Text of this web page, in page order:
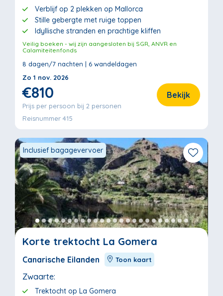
Verblijf op 2 plekken op Mallorca
Stille gebergte met ruige toppen
Idyllische stranden en prachtige kliffen
Veilig boeken - wij zijn aangesloten bij SGR, ANVR en
Calamiteitenfonds
8 dagen/7 nachten | 6 wandeldagen
Zo 1 nov. 2026
€810
Prijs per persoon bij 2 personen
Bekijk
Reisnummer 415
Inclusief bagagevervoer
Korte trektocht La Gomera
Canarische Eilanden Toon kaart
Zwaarte:
Trektocht op La Gomera